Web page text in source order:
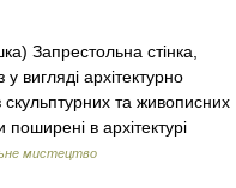
Запрестольна стінка,
вигляді архітектурно
скульптурних та живописних
поширені в архітектурі
мистецтво